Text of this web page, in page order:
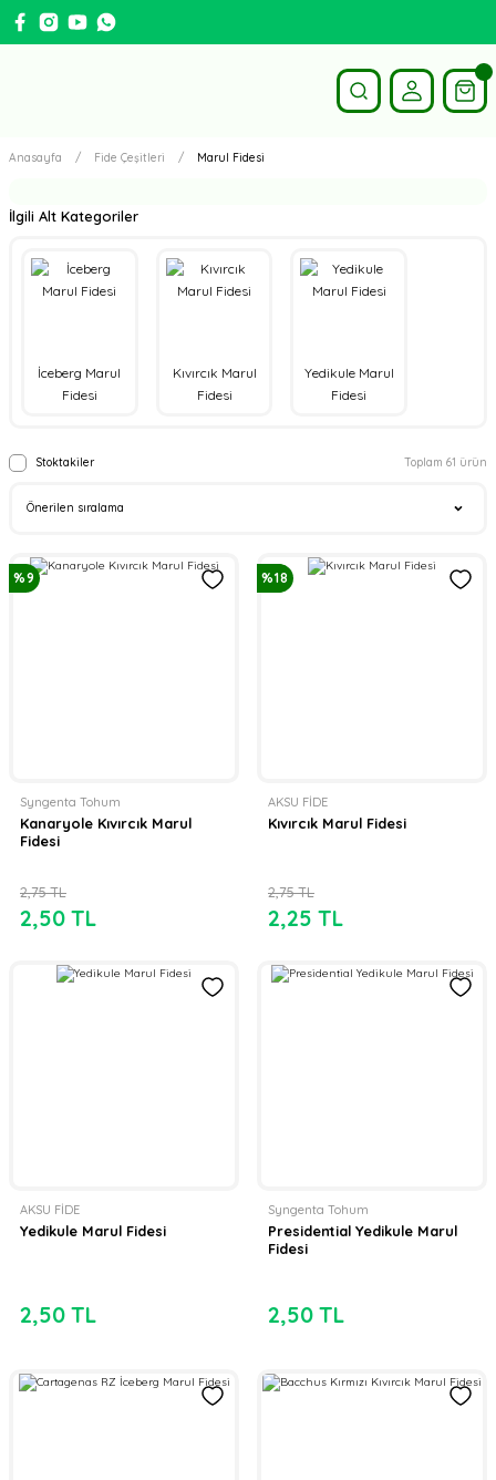
Anasayfa Fide Çeşitleri Marul Fidesi
İlgili Alt Kategoriler
İceberg Marul
Fidesi
Kıvırcık Marul
Fidesi
Yedikule Marul
Fidesi
Stoktakiler Toplam 61 ürün
%9
Syngenta Tohum
Kanaryole Kıvırcık Marul
Fidesi
2,50 TL
2,75 TL
%18
AKSU FİDE
Kıvırcık Marul Fidesi
2,25 TL
2,75 TL
AKSU FİDE
Yedikule Marul Fidesi
2,50 TL
Syngenta Tohum
Presidential Yedikule Marul
Fidesi
2,50 TL